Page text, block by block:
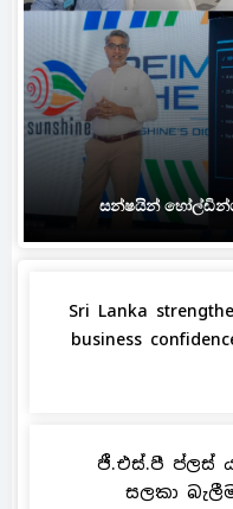
සන්ෂයින්
Sri Lanka
business
ජී.එස්.පී ප්ලස්
සලකා